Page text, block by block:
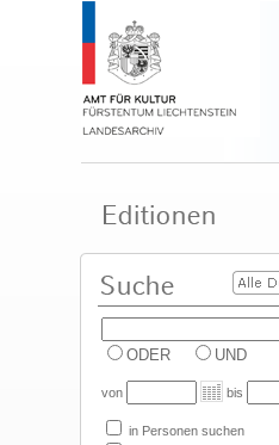
ODER UND
von bis
in Personen suchen